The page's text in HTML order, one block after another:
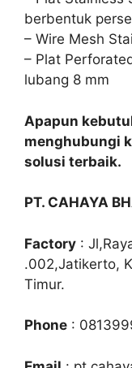
berbentuk
– Wire Mesh
– Plat
lubang 8 mm
Apapun
menghubungi
solusi terbaik.
PT. CAHAYA
Factory :
.002,Jatikerto,
Timur.
Phone :